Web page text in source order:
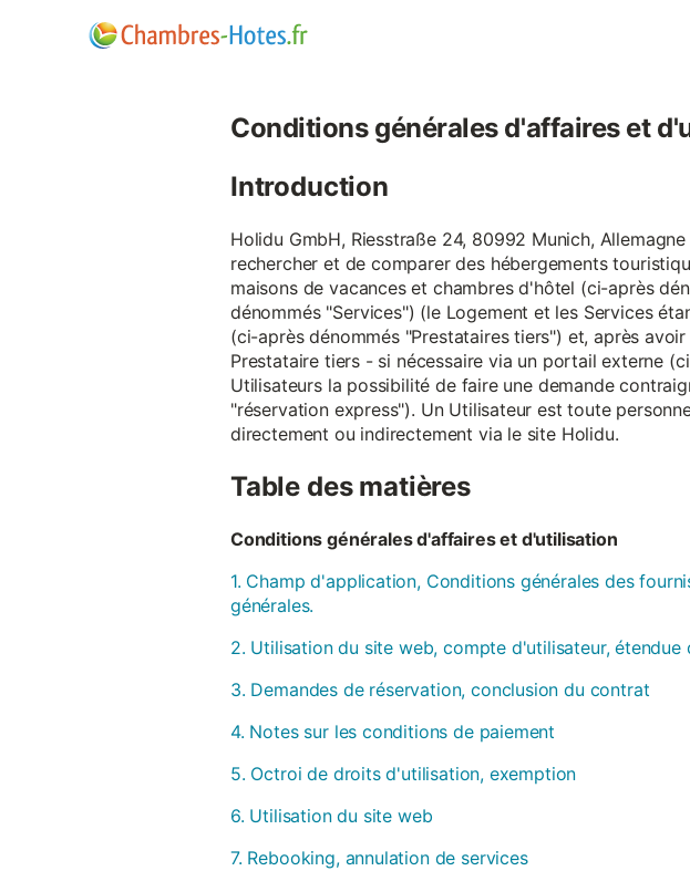
Conditions générales d'affaires et
Introduction
Holidu GmbH, Riesstraße 24, 80992 Munich,
rechercher et de comparer des hébergements
maisons de vacances et chambres d'hôtel (ci-après
dénommés "Services") (le Logement et les Services
(ci-après dénommés "Prestataires tiers") et, après
Prestataire tiers - si nécessaire via un portail externe
Utilisateurs la possibilité de faire une demande
"réservation express"). Un Utilisateur est toute
directement ou indirectement via le site Holidu.
Table des matières
Conditions générales d'affaires et d'utilisation
1. Champ d'application, Conditions générales des
générales.
2. Utilisation du site web, compte d'utilisateur, étendue
3. Demandes de réservation, conclusion du contrat
4. Notes sur les conditions de paiement
5. Octroi de droits d'utilisation, exemption
6. Utilisation du site web
7. Rebooking, annulation de services